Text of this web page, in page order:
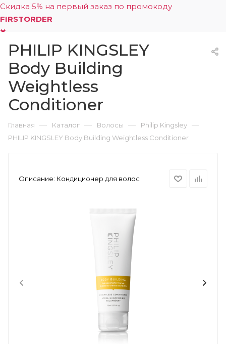
Скидка 5% на первый заказ по промокоду
FIRSTORDER
0
PHILIP KINGSLEY
Body Building
Weightless
Conditioner
Главная — Каталог — Волосы — Philip Kingsley —
PHILIP KINGSLEY Body Building Weightless Conditioner
Описание: Кондиционер для волос